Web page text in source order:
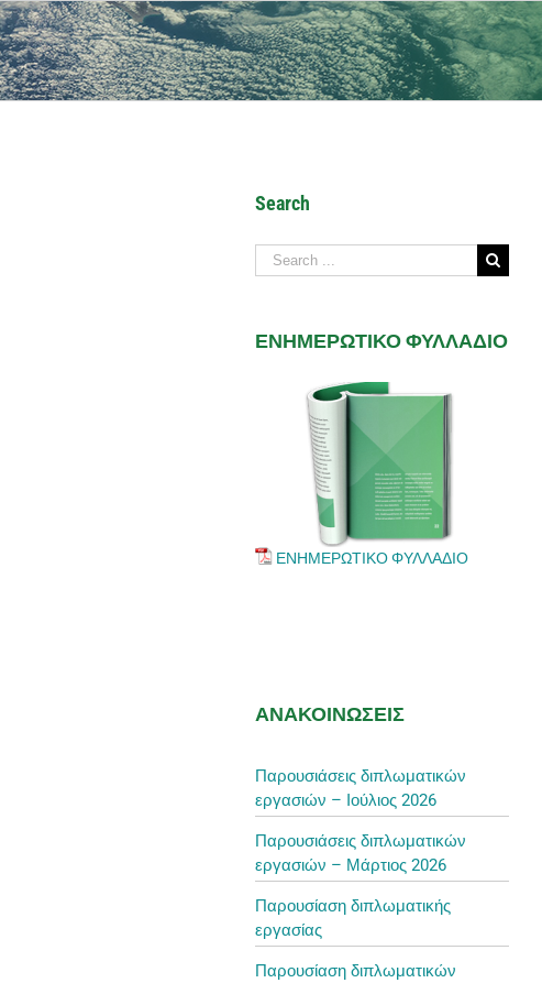
Search
Search
for:
ΕΝΗΜΕΡΩΤΙΚΟ ΦΥΛΛΑΔΙΟ
ΕΝΗΜΕΡΩΤΙΚΟ ΦΥΛΛΑΔΙΟ
ΑΝΑΚΟΙΝΩΣΕΙΣ
Παρουσιάσεις διπλωματικών
εργασιών – Ιούλιος 2026
Παρουσιάσεις διπλωματικών
εργασιών – Μάρτιος 2026
Παρουσίαση διπλωματικής
εργασίας
Παρουσίαση διπλωματικών